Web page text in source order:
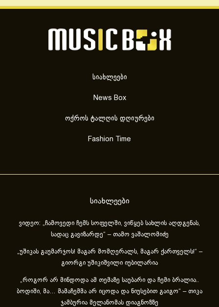
სიახლეები
News Box
ოქროს ტალღის დღიურები
Fashion Time
სიახლეები
ვიდეო: „ჩამოვედი ჩემს სოფელში, ვიწყებ სახლის აღდგენას,
სადაც გავიზარდე“ – თამო ვაშალომიძე
„უშიკას გაუმარჯოს! მაგარ მომღერალს, მაგარ ქართველს!“ –
გიორგი უშიკიშვილი იუბილარია
„როგორ არ მინდოდა ამ თემაზე საუბარი და ჩემი ბრალია..
ბოდიში, მა… მამაჩემმა არ იცოდა და ნიუსებით გაიგო“ – თიკა
ჯამბურია მელანომას დიაგნოზზე